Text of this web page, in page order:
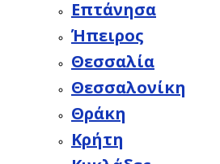
Επτάνησα
Ήπειρος
Θεσσαλία
Θεσσαλονίκη
Θράκη
Κρήτη